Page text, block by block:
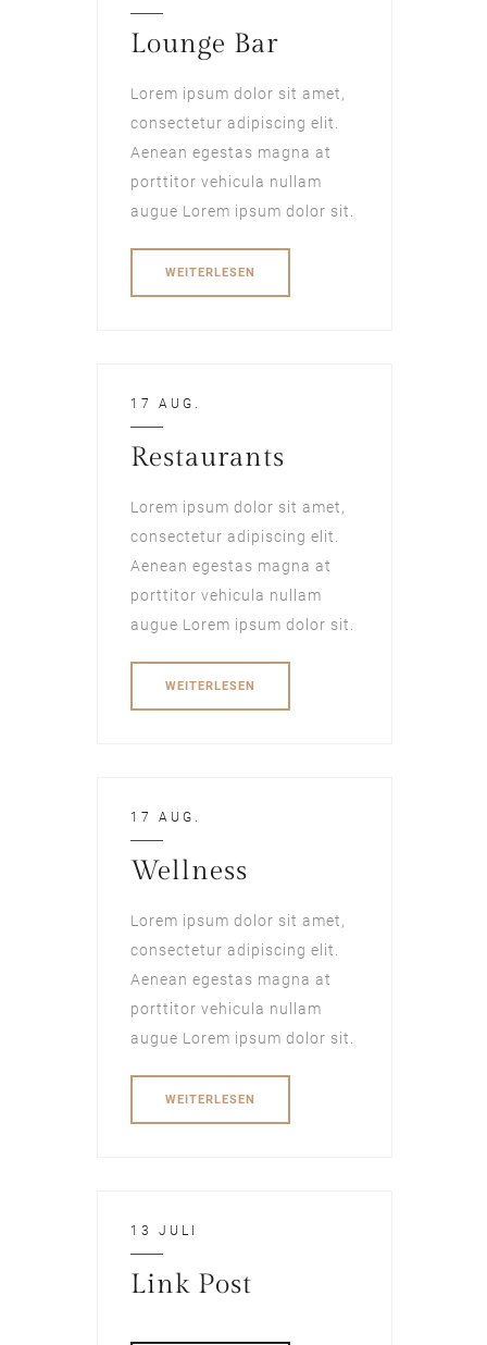
Lounge Bar
Lorem ipsum dolor sit amet,
consectetur adipiscing elit.
Aenean egestas magna at
porttitor vehicula nullam
augue Lorem ipsum dolor sit.
WEITERLESEN
17 AUG.
Restaurants
Lorem ipsum dolor sit amet,
consectetur adipiscing elit.
Aenean egestas magna at
porttitor vehicula nullam
augue Lorem ipsum dolor sit.
WEITERLESEN
17 AUG.
Wellness
Lorem ipsum dolor sit amet,
consectetur adipiscing elit.
Aenean egestas magna at
porttitor vehicula nullam
augue Lorem ipsum dolor sit.
WEITERLESEN
13 JULI
Link Post